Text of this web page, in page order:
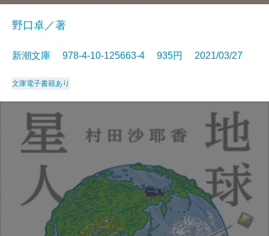
野口卓／著
新潮文庫 978-4-10-125663-4 935円 2021/03/27
文庫電子書籍あり